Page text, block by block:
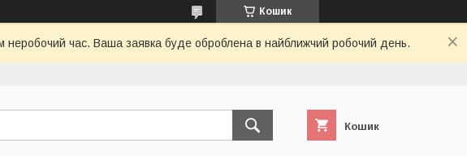
Кошик
неробочий час. Ваша заявка буде оброблена в найближчий робочий день.
Кошик